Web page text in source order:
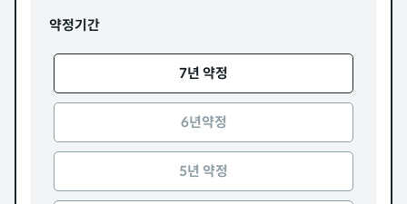
약정기간
7년 약정
6년약정
5년 약정